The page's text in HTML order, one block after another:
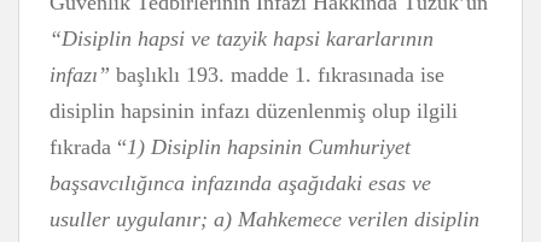
“Disiplin hapsi ve tazyik hapsi kararlarının
infazı” başlıklı 193. madde 1. fıkrasınada ise
disiplin hapsinin infazı düzenlenmiş olup ilgili
fıkrada “1) Disiplin hapsinin Cumhuriyet
başsavcılığınca infazında aşağıdaki esas ve
usuller uygulanır; a) Mahkemece verilen disiplin